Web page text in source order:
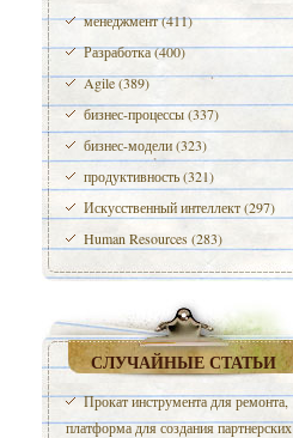
менеджмент (411)
Разработка (400)
Agile (389)
бизнес-процессы (337)
бизнес-модели (323)
продуктивность (321)
Искусственный интеллект (297)
Human Resources (283)
СЛУЧАЙНЫЕ СТАТЬИ
Прокат инструмента для ремонта,
платформа для создания партнерских